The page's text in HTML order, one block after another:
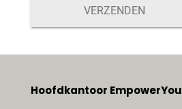
VERZENDEN
Hoofdkantoor EmpowerYou